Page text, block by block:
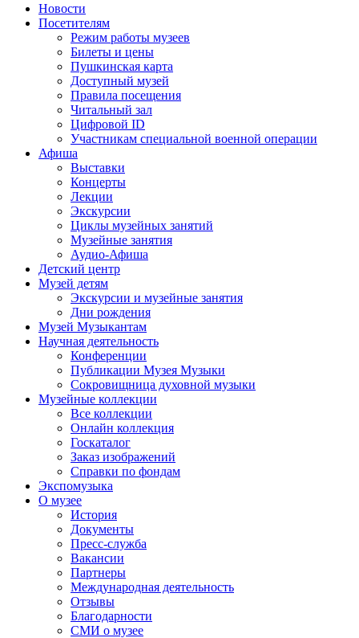
Новости
Посетителям
Режим работы музеев
Билеты и цены
Пушкинская карта
Доступный музей
Правила посещения
Читальный зал
Цифровой ID
Участникам специальной военной операции
Афиша
Выставки
Концерты
Лекции
Экскурсии
Циклы музейных занятий
Музейные занятия
Аудио-Афиша
Детский центр
Музей детям
Экскурсии и музейные занятия
Дни рождения
Музей Музыкантам
Научная деятельность
Конференции
Публикации Музея Музыки
Сокровищница духовной музыки
Музейные коллекции
Все коллекции
Онлайн коллекция
Госкаталог
Заказ изображений
Справки по фондам
Экспомузыка
О музее
История
Документы
Пресс-служба
Вакансии
Партнеры
Международная деятельность
Отзывы
Благодарности
СМИ о музее